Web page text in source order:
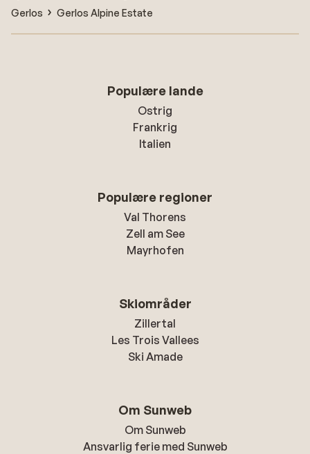
Gerlos
Gerlos Alpine Estate
Populære lande
Ostrig
Frankrig
Italien
Populære regioner
Val Thorens
Zell am See
Mayrhofen
Skiområder
Zillertal
Les Trois Vallees
Ski Amade
Om Sunweb
Om Sunweb
Ansvarlig ferie med Sunweb